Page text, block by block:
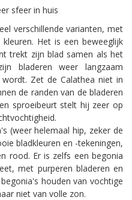
verschillende varianten, met
Het is een beweeglijk
trekt zijn blad samen als het
bladeren weer langzaam
Zet de Calathea niet in
de randen van de bladeren
sproeibeurt stelt hij zeer op
(weer helemaal hip, zeker de
bladkleuren en -tekeningen,
rood. Er is zelfs een begonia
met purperen bladeren en
houden van vochtige
niet van volle zon.